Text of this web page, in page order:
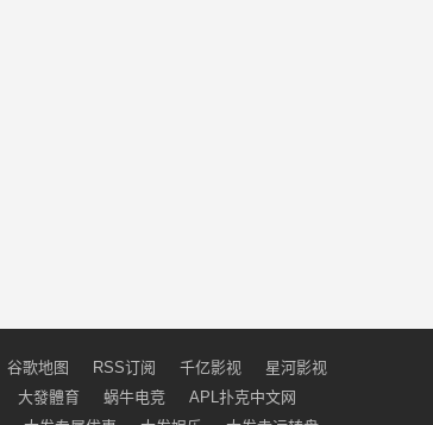
谷歌地图 RSS订阅 千亿影视
星河影视
大發體育 蜗牛电竞
APL扑克中文网